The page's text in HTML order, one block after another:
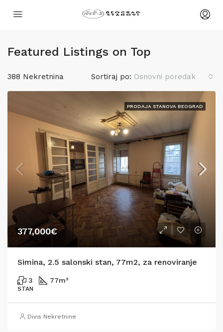
Featured Listings on Top
388 Nekretnina Sortiraj po: Osnovni poredak
PRODAJA STANOVA BEOGRAD
377,000€
Simina, 2.5 salonski stan, 77m2, za renoviranje
3 77m²
STAN
Divis Nekretnine